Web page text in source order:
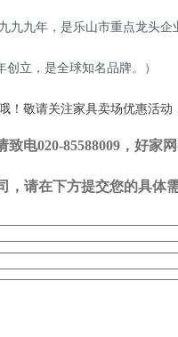
九年，是乐山市重点龙头企
立，是全球知名品牌。）
！敬请关注家具卖场优惠活动
电020-85588009，好
请在下方提交您的具体